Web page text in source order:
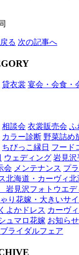
る 次の記事へ
貸衣裳 宴会・会食・
相談会 衣裳販売会 ふ
カラー診断 野菜詰め
ちびっこ縁日 フード
ウェディング 岩見沢
会 メンテナンス プ
北海道・カーヴィ北
見沢フォトウエデ
り花嫁・大きいサ
よかドレス カーヴ
ュマロ花嫁 お知らせ
ブライダルフェア